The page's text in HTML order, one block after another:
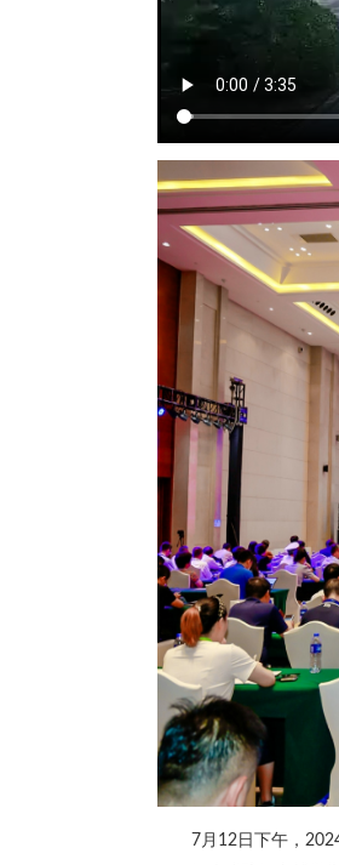
7月12日下午，